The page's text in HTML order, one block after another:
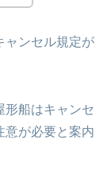
ャンセル規定が
形船はキャンセ
意が必要と案内